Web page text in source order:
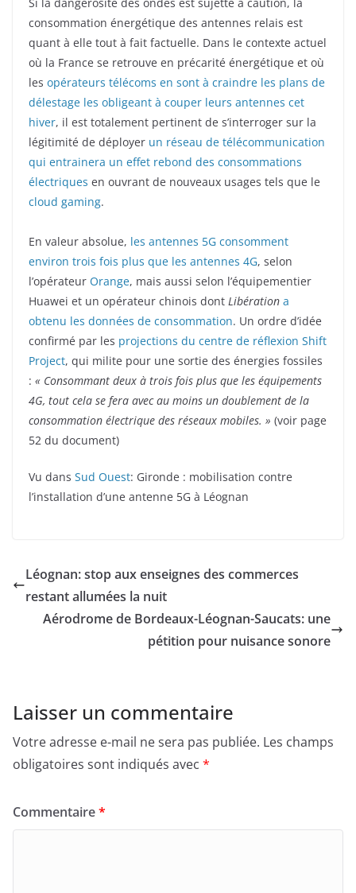
consommation énergétique des antennes relais est
quant à elle tout à fait factuelle. Dans le contexte actuel
où la France se retrouve en précarité énergétique et où
les opérateurs télécoms en sont à craindre les plans de
délestage les obligeant à couper leurs antennes cet
hiver, il est totalement pertinent de s’interroger sur la
légitimité de déployer un réseau de télécommunication
qui entrainera un effet rebond des consommations
électriques en ouvrant de nouveaux usages tels que le
cloud gaming.
En valeur absolue, les antennes 5G consomment
environ trois fois plus que les antennes 4G, selon
l’opérateur Orange, mais aussi selon l’équipementier
Huawei et un opérateur chinois dont Libération a
obtenu les données de consommation. Un ordre d’idée
confirmé par les projections du centre de réflexion Shift
Project, qui milite pour une sortie des énergies fossiles
: « Consommant deux à trois fois plus que les équipements
4G, tout cela se fera avec au moins un doublement de la
consommation électrique des réseaux mobiles. » (voir page
52 du document)
Vu dans Sud Ouest: Gironde : mobilisation contre
l’installation d’une antenne 5G à Léognan
Léognan: stop aux enseignes des commerces
restant allumées la nuit
Aérodrome de Bordeaux-Léognan-Saucats: une
pétition pour nuisance sonore
Laisser un commentaire
Votre adresse e-mail ne sera pas publiée. Les champs
obligatoires sont indiqués avec *
Commentaire*